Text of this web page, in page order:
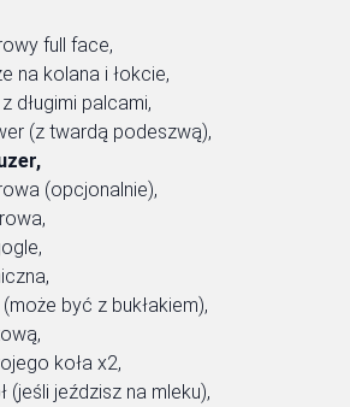
full face,
na kolana i łokcie,
długimi palcami,
(z twardą podeszwą),
(opcjonalnie),
być z bukłakiem),
koła x2,
(jeśli jeździsz na mleku),